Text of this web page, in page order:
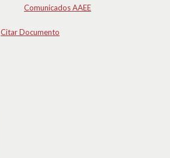
Comunicados AAEE
Citar Documento